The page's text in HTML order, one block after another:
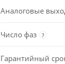
Аналоговые
Число фаз ?
Гарантийный